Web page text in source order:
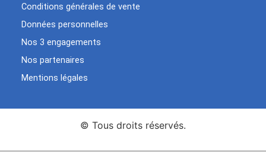
Conditions générales de vente
Données personnelles
Nos 3 engagements
Nos partenaires
Mentions légales
© Tous droits réservés.